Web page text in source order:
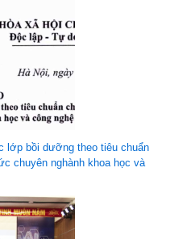
lớp bồi dưỡng theo tiêu chuẩn
chuyên nghành khoa học và